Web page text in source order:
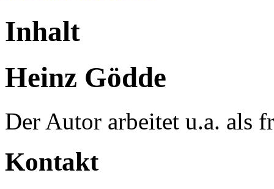
Inhalt
Heinz Gödde
Der Autor arbeitet u.a. als
Kontakt